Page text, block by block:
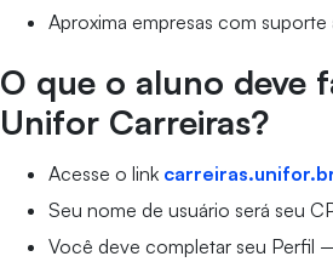
Aproxima empresas com
O que o aluno deve
Unifor Carreiras?
Acesse o link
Seu nome de usuário será seu
Você deve completar seu Perfil